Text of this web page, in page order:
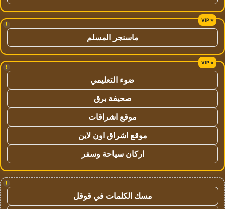
!
ماسنجر المسلم
!
ضوء التعليمي
صحيفة برق
موقع اشراقات
موقع اشراق اون لاين
اركان سياحة وسفر
!
مسك الكلمات في قوقل